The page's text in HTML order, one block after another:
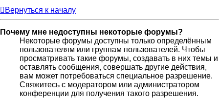
Вернуться к началу
Почему мне недоступны некоторые форумы?
Некоторые форумы доступны только определённым
пользователям или группам пользователей. Чтобы
просматривать такие форумы, создавать в них темы и
оставлять сообщения, совершать другие действия,
вам может потребоваться специальное разрешение.
Свяжитесь с модератором или администратором
конференции для получения такого разрешения.